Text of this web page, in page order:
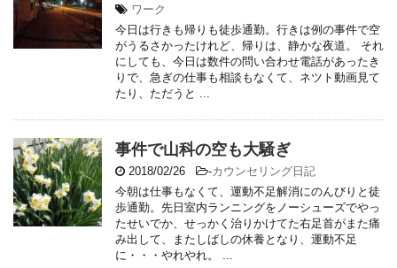
ワーク
今日は行きも帰りも徒歩通勤。行きは例の事件で空
がうるさかったけれど、帰りは、静かな夜道。 それ
にしても、今日は数件の問い合わせ電話があったき
りで、急ぎの仕事も相談もなくて、ネツト動画見て
たり、ただうと ...
事件で山科の空も大騒ぎ
2018/02/26 -カウンセリング日記
今朝は仕事もなくて、運動不足解消にのんびりと徒
歩通勤。先日室内ランニングをノーシューズでやっ
たせいでか、せっかく治りかけてた右足首がまた痛
み出して、またしばしの休養となり、運動不足
に・・・やれやれ。 ...